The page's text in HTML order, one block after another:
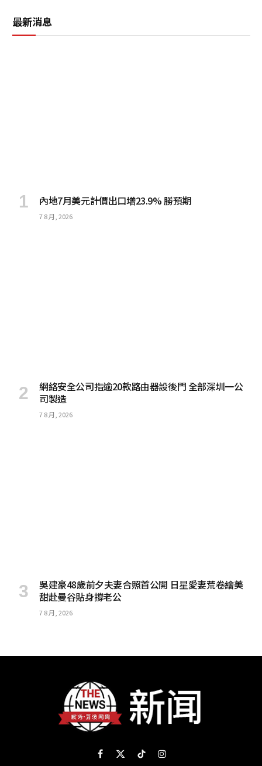
最新消息
內地7月美元計價出口增23.9% 勝預期
7 8 月, 2026
網絡安全公司指逾20款路由器設後門 全部深圳一公
司製造
7 8 月, 2026
吳建豪48歲前夕夫妻合照首公開 日星愛妻荒卷繪美
甜赴曼谷貼身撐老公
7 8 月, 2026
Facebook
X
TikTokInstagram